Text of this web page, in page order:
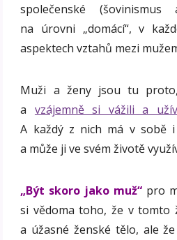
společenské
na úrovni „domácí“, v
aspektech vztahů mezi
Muži a ženy jsou tu
a vzájemně si vážili a
A každý z nich má v sobě
a může ji ve svém životě
„Být skoro jako muž“ pro
si vědoma toho, že v tomto
a úžasné ženské tělo, ale